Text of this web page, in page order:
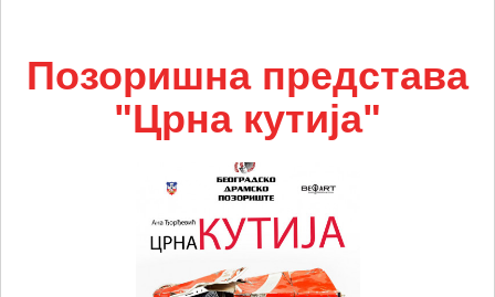
Позоришна представа
"Црна кутија"